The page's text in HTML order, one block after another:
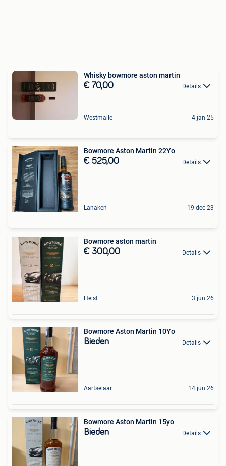
Whisky bowmore aston martin
€ 70,00 Details
Westmalle 4 jan 25
Bowmore Aston Martin 22Yo
€ 525,00 Details
Lanaken 19 dec 23
Bowmore aston martin
€ 300,00 Details
Heist 3 jun 26
Bowmore Aston Martin 10Yo
Bieden Details
Aartselaar 14 jun 26
Bowmore Aston Martin 15yo
Bieden Details